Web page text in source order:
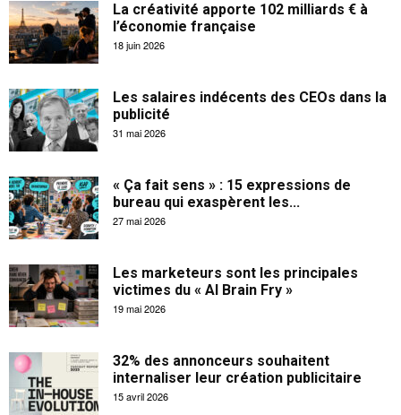
La créativité apporte 102 milliards € à
l’économie française
18 juin 2026
Les salaires indécents des CEOs dans la
publicité
31 mai 2026
« Ça fait sens » : 15 expressions de
bureau qui exaspèrent les...
27 mai 2026
Les marketeurs sont les principales
victimes du « AI Brain Fry »
19 mai 2026
32% des annonceurs souhaitent
internaliser leur création publicitaire
15 avril 2026